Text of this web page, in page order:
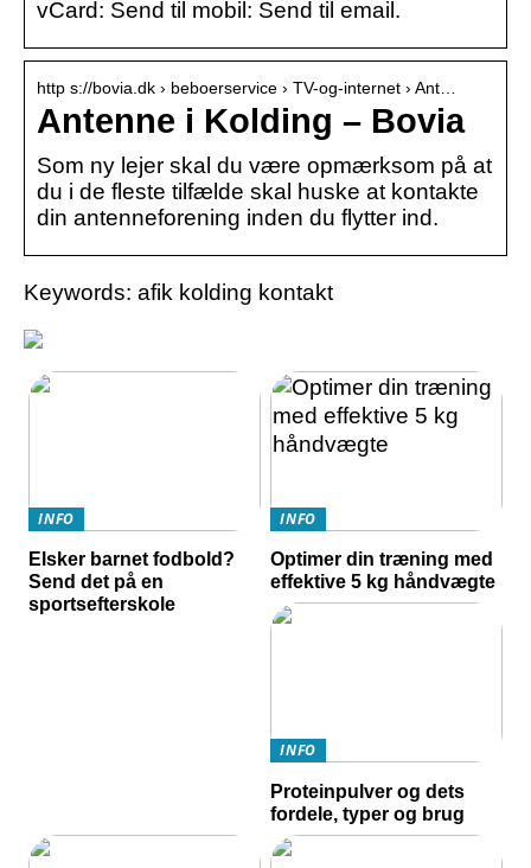
vCard: Send til mobil: Send til email.
http s://bovia.dk › beboerservice › TV-og-internet › Ant…
Antenne i Kolding – Bovia
Som ny lejer skal du være opmærksom på at
du i de fleste tilfælde skal huske at kontakte
din antenneforening inden du flytter ind.
Keywords: afik kolding kontakt
INFO
Elsker barnet fodbold?
Send det på en
sportsefterskole
INFO
Optimer din træning med
effektive 5 kg håndvægte
INFO
Proteinpulver og dets
fordele, typer og brug